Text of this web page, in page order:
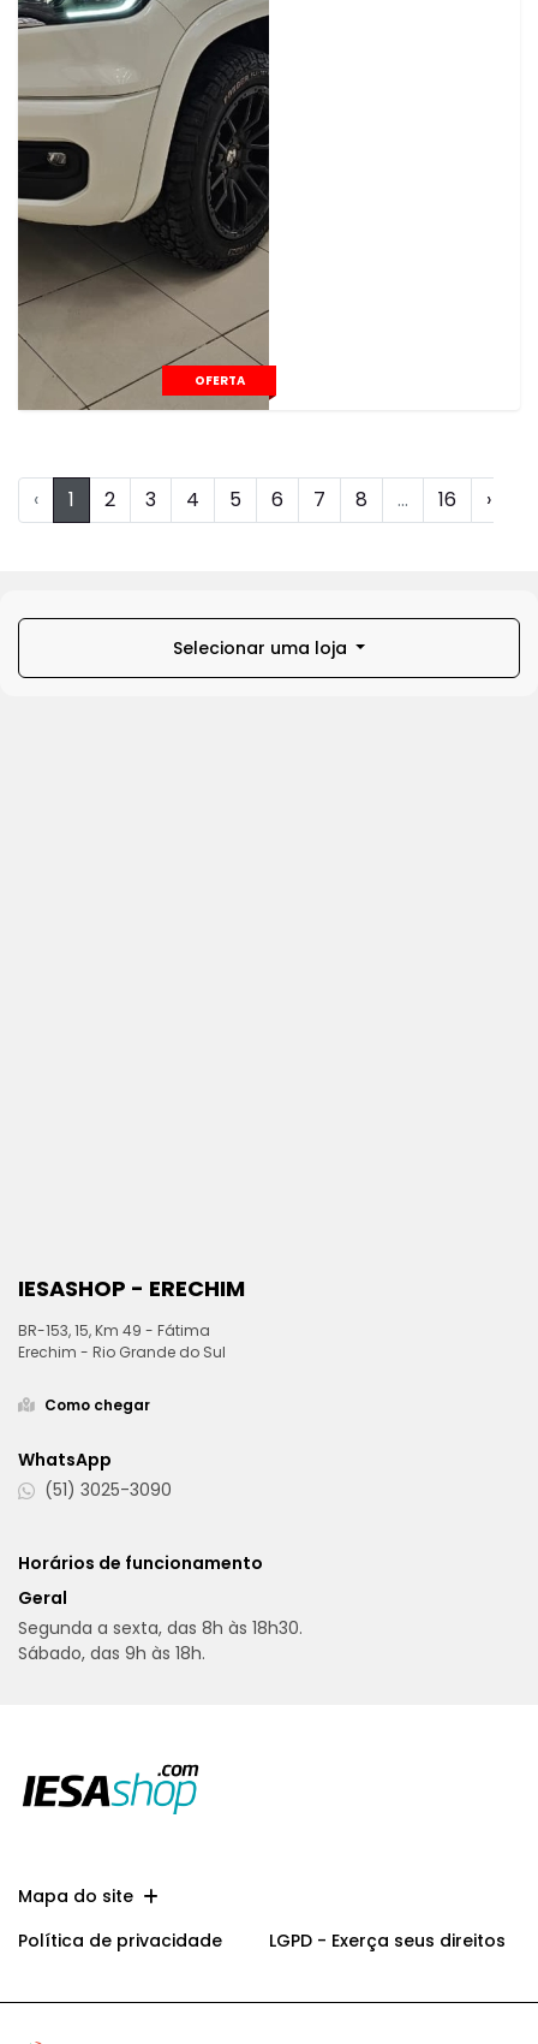
OFERTA
‹ 1 2 3 4 5 6 7 8 ... 16 ›
Selecionar uma loja
IESASHOP - ERECHIM
BR-153, 15, Km 49 - Fátima
Erechim - Rio Grande do Sul
Como chegar
WhatsApp
(51) 3025-3090
Horários de funcionamento
Geral
Segunda a sexta, das 8h às 18h30.
Sábado, das 9h às 18h.
Mapa do site
Política de privacidade
LGPD - Exerça seus direitos